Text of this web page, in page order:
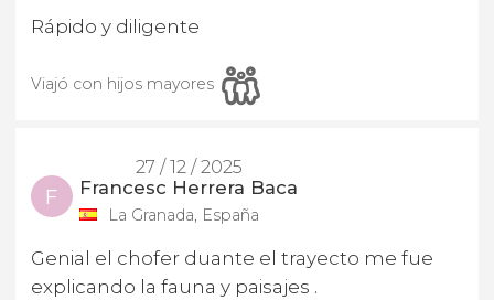
Rápido y diligente
Viajó con hijos mayores
27 / 12 / 2025
F Francesc Herrera Baca
La Granada, España
Genial el chofer duante el trayecto me fue
explicando la fauna y paisajes .